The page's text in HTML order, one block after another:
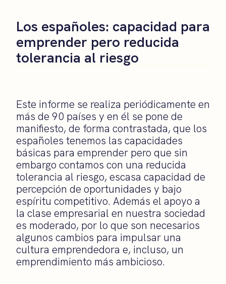
Los españoles: capacidad para
emprender pero reducida
tolerancia al riesgo
Este informe se realiza periódicamente en
más de 90 países y en él se pone de
manifiesto, de forma contrastada, que los
españoles tenemos las capacidades
básicas para emprender pero que sin
embargo contamos con una reducida
tolerancia al riesgo, escasa capacidad de
percepción de oportunidades y bajo
espíritu competitivo. Además el apoyo a
la clase empresarial en nuestra sociedad
es moderado, por lo que son necesarios
algunos cambios para impulsar una
cultura emprendedora e, incluso, un
emprendimiento más ambicioso.